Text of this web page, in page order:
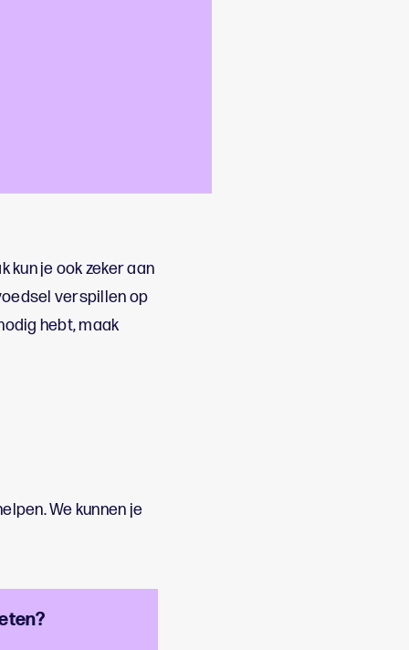
kun je ook zeker aan
verspillen op
hebt, maak
We kunnen je